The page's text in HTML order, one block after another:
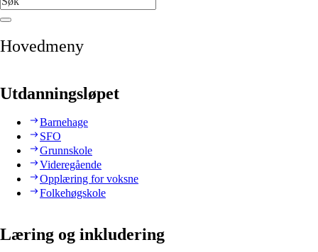
Hovedmeny
Utdanningsløpet
Barnehage
SFO
Grunnskole
Videregående
Opplæring for voksne
Folkehøgskole
Læring og inkludering